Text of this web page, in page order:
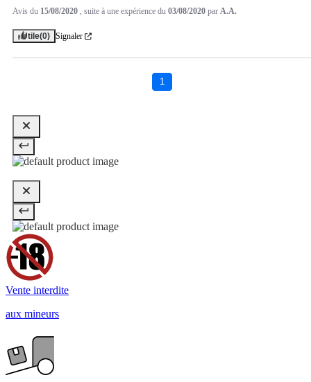
Avis du 15/08/2020 , suite à une expérience du 03/08/2020 par A.A.
Utile(0) Signaler
1
Vente interdite
aux mineurs